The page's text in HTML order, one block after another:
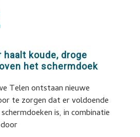
haalt koude, droge
het schermdoek
Telen ontstaan nieuwe
te zorgen dat er voldoende
is, in combinatie